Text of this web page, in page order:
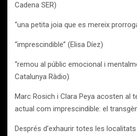
Cadena SER)
“una petita joia que es mereix
“imprescindible” (Elisa Díez)
“remou al públic emocional i
Catalunya Ràdio)
Marc Rosich i Clara Peya acosten al
actual com imprescindible: el
Després d’exhaurir totes les